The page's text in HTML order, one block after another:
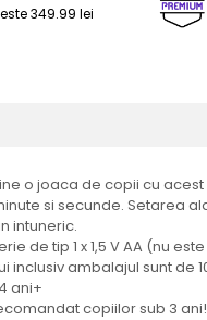
349.99 lei
o joaca de copii cu
si secunde. Setarea
intuneric.
de tip 1 x 1,5 V AA (nu
ambalajul sunt de
ani+
copiilor sub 3 ani!